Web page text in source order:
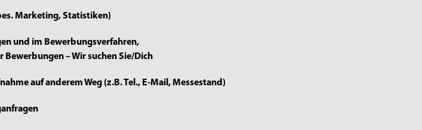
Marketing, Statistiken)
und im Bewerbungsverfahren,
– Wir suchen Sie/Dich
auf anderem Weg (z.B. Tel., E-Mail, Messestand)